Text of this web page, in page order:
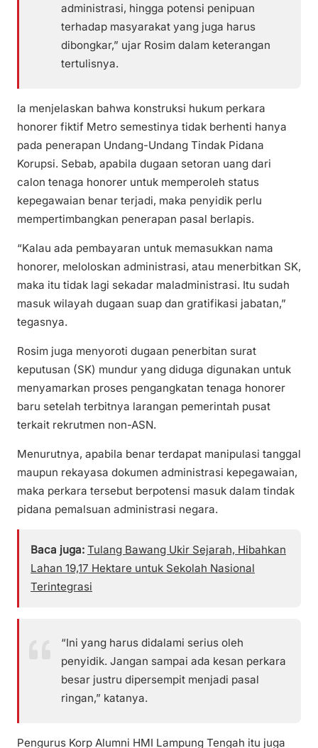
administrasi, hingga potensi penipuan
terhadap masyarakat yang juga harus
dibongkar,” ujar Rosim dalam keterangan
tertulisnya.
Ia menjelaskan bahwa konstruksi hukum perkara
honorer fiktif Metro semestinya tidak berhenti hanya
pada penerapan Undang-Undang Tindak Pidana
Korupsi. Sebab, apabila dugaan setoran uang dari
calon tenaga honorer untuk memperoleh status
kepegawaian benar terjadi, maka penyidik perlu
mempertimbangkan penerapan pasal berlapis.
“Kalau ada pembayaran untuk memasukkan nama
honorer, meloloskan administrasi, atau menerbitkan SK,
maka itu tidak lagi sekadar maladministrasi. Itu sudah
masuk wilayah dugaan suap dan gratifikasi jabatan,”
tegasnya.
Rosim juga menyoroti dugaan penerbitan surat
keputusan (SK) mundur yang diduga digunakan untuk
menyamarkan proses pengangkatan tenaga honorer
baru setelah terbitnya larangan pemerintah pusat
terkait rekrutmen non-ASN.
Menurutnya, apabila benar terdapat manipulasi tanggal
maupun rekayasa dokumen administrasi kepegawaian,
maka perkara tersebut berpotensi masuk dalam tindak
pidana pemalsuan administrasi negara.
Baca juga: Tulang Bawang Ukir Sejarah, Hibahkan
Lahan 19,17 Hektare untuk Sekolah Nasional
Terintegrasi
“Ini yang harus didalami serius oleh
penyidik. Jangan sampai ada kesan perkara
besar justru dipersempit menjadi pasal
ringan,” katanya.
Pengurus Korp Alumni HMI Lampung Tengah itu juga